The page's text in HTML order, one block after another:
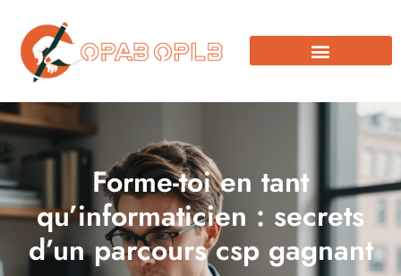
Forme-toi en tant
qu’informaticien : secrets
d’un parcours csp gagnant